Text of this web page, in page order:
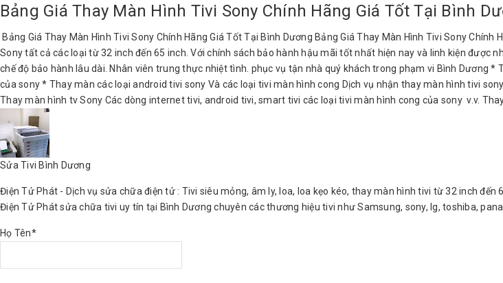
Bảng Giá Thay Màn Hình Tivi Sony Chính Hãng Giá Tốt Tại Bình
Bảng Giá Thay Màn Hình Tivi Sony Chính Hãng Giá Tốt Tại Bình Dương Bảng Giá Thay Màn Hình Tivi Sony
Sony tất cả các loại từ 32 inch đến 65 inch. Với chính sách bảo hành hậu mãi tốt nhất hiện nay và linh kiện
chế độ bảo hành lâu dài. Nhân viên trung thực nhiệt tình. phục vụ tận nhà quý khách trong phạm vi Bình Dương
của sony * Thay màn các loại android tivi sony Và các loại tivi màn hình cong Dịch vụ nhận thay màn hình tivi
Thay màn hình tv Sony Các dòng internet tivi, android tivi, smart tivi các loại tivi màn hình cong của sony v.v.
Sửa Tivi Bình Dương
Điện Tử Phát - Dịch vụ sửa chữa điện tử : Tivi siêu mỏng, âm ly, loa, loa kẹo kéo, thay màn hình tivi từ 32 inch
Điện Tử Phát sửa chữa tivi uy tín tại Bình Dương chuyên các thương hiệu tivi như Samsung, sony, lg, toshiba,
Họ Tên*